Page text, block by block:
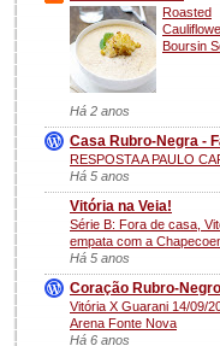
Roasted
Boursin
Há 2 anos
Casa Rubro-Negra -
RESPOSTA A PAULO
Há 5 anos
Vitória na Veia!
Série B: Fora de casa,
empata com a
Há 5 anos
Coração Rubro-Negro
Vitória X Guarani 14/09/
Arena Fonte Nova
Há 6 anos